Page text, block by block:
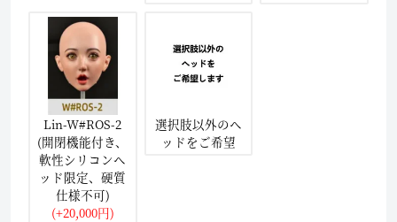
Lin-W#ROS-2
(開閉機能付き、
軟性シリコンヘ
ッド限定、硬質
仕様不可)
(+20,000円)
選択肢以外のヘ
ッドをご希望